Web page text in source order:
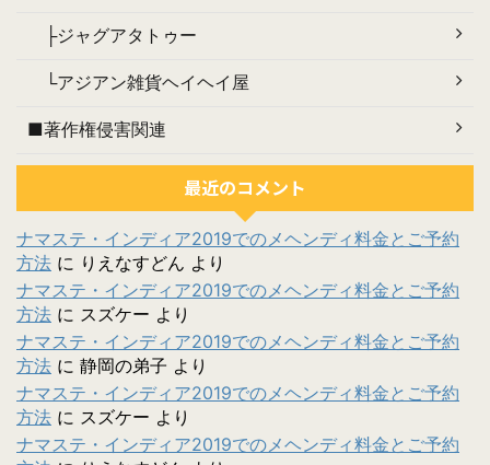
├ジャグアタトゥー
└アジアン雑貨ヘイヘイ屋
■著作権侵害関連
最近のコメント
ナマステ・インディア2019でのメヘンディ料金とご予約
方法 に りえなすどん より
ナマステ・インディア2019でのメヘンディ料金とご予約
方法 に スズケー より
ナマステ・インディア2019でのメヘンディ料金とご予約
方法 に 静岡の弟子 より
ナマステ・インディア2019でのメヘンディ料金とご予約
方法 に スズケー より
ナマステ・インディア2019でのメヘンディ料金とご予約